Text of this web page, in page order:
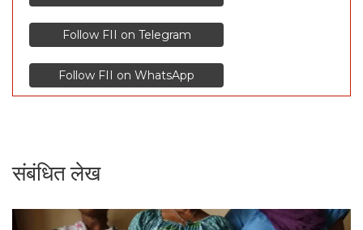
Follow FII on Telegram
Follow FII on WhatsApp
संबंधित लेख